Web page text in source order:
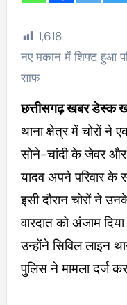
1,618
नए मकान में शिफ्ट हुआ परिवार.. सूने घर में चोरों ने किया हाथ
साफ
छत्तीसगढ़ खबर डेस्क
थाना क्षेत्र में चोरों ने
सोने-चांदी के जेवर
यादव अपने परिवार के
इसी दौरान चोरों ने
वारदात को अंजाम
उन्होंने सिविल लाइन
पुलिस ने मामला दर्ज